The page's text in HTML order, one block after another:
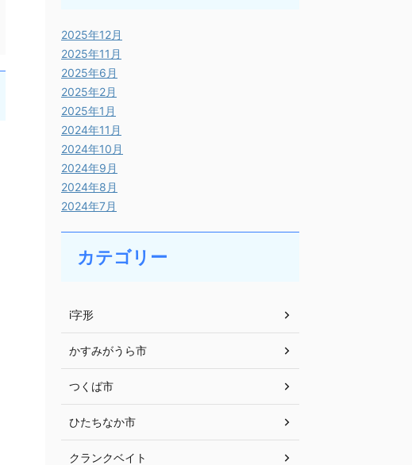
2025年12月
2025年11月
2025年6月
2025年2月
2025年1月
2024年11月
2024年10月
2024年9月
2024年8月
2024年7月
カテゴリー
i字形
かすみがうら市
つくば市
ひたちなか市
クランクベイト